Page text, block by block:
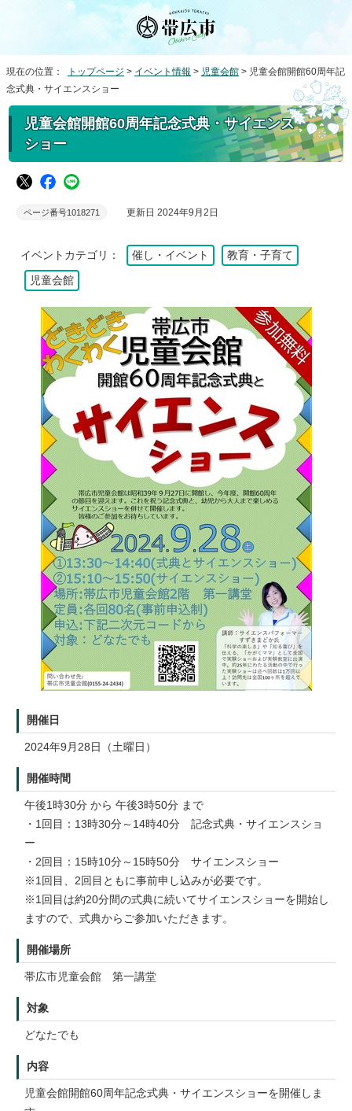
現在の位置： トップページ > イベント情報 > 児童会館 > 児童会館開館60周年記
念式典・サイエンスショー
児童会館開館60周年記念式典・サイエンス
ショー
ページ番号1018271 更新日 2024年9月2日
イベントカテゴリ： 催し・イベント 教育・子育て
児童会館
開催日
2024年9月28日（土曜日）
開催時間
午後1時30分 から 午後3時50分 まで
・1回目：13時30分～14時40分 記念式典・サイエンスショ
ー
・2回目：15時10分～15時50分 サイエンスショー
※1回目、2回目ともに事前申し込みが必要です。
※1回目は約20分間の式典に続いてサイエンスショーを開始し
ますので、式典からご参加いただきます。
開催場所
帯広市児童会館 第一講堂
対象
どなたでも
内容
児童会館開館60周年記念式典・サイエンスショーを開催しま